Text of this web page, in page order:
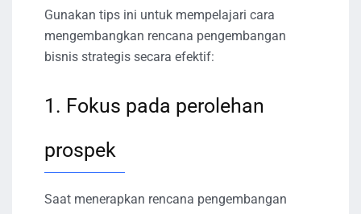
Gunakan tips ini untuk mempelajari cara
mengembangkan rencana pengembangan
bisnis strategis secara efektif:
1. Fokus pada perolehan
prospek
Saat menerapkan rencana pengembangan